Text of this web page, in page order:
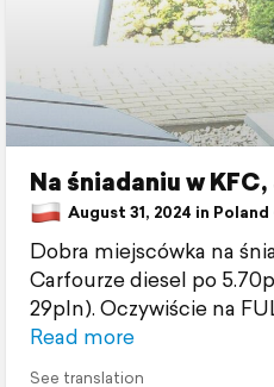
Na śniadaniu w
August 31, 2024 in Poland
Dobra miejscówka na
Carfourze diesel po
29pln). Oczywiście na
Read more
See translation